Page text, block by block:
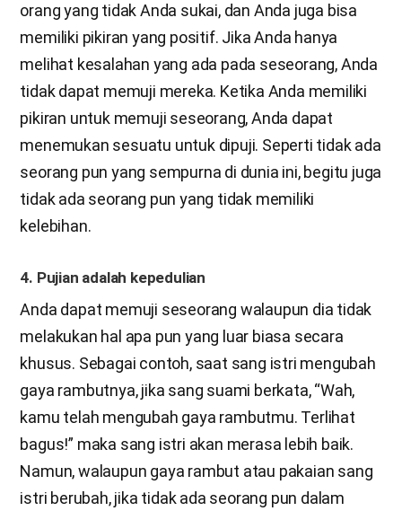
orang yang tidak Anda sukai, dan Anda juga bisa
memiliki pikiran yang positif. Jika Anda hanya
melihat kesalahan yang ada pada seseorang, Anda
tidak dapat memuji mereka. Ketika Anda memiliki
pikiran untuk memuji seseorang, Anda dapat
menemukan sesuatu untuk dipuji. Seperti tidak ada
seorang pun yang sempurna di dunia ini, begitu juga
tidak ada seorang pun yang tidak memiliki
kelebihan.
4. Pujian adalah kepedulian
Anda dapat memuji seseorang walaupun dia tidak
melakukan hal apa pun yang luar biasa secara
khusus. Sebagai contoh, saat sang istri mengubah
gaya rambutnya, jika sang suami berkata, “Wah,
kamu telah mengubah gaya rambutmu. Terlihat
bagus!” maka sang istri akan merasa lebih baik.
Namun, walaupun gaya rambut atau pakaian sang
istri berubah, jika tidak ada seorang pun dalam